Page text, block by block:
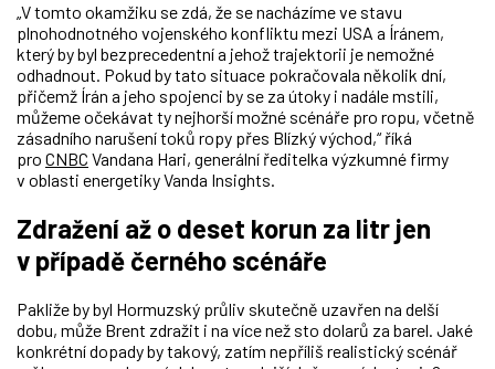
„V tomto okamžiku se zdá, že se nacházíme ve stavu
plnohodnotného vojenského konfliktu mezi USA a Íránem,
který by byl bezprecedentní a jehož trajektorii je nemožné
odhadnout. Pokud by tato situace pokračovala několik dní,
přičemž Írán a jeho spojenci by se za útoky i nadále mstili,
můžeme očekávat ty nejhorší možné scénáře pro ropu, včetně
zásadního narušení toků ropy přes Blízký východ,“ říká
pro CNBC Vandana Hari, generální ředitelka výzkumné firmy
v oblasti energetiky Vanda Insights.
Zdražení až o deset korun za litr jen
v případě černého scénáře
Pakliže by byl Hormuzský průliv skutečně uzavřen na delší
dobu, může Brent zdražit i na více než sto dolarů za barel. Jaké
konkrétní dopady by takový, zatím nepříliš realistický scénář